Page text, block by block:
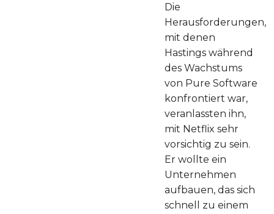
Die
Herausforderungen,
mit denen
Hastings während
des Wachstums
von Pure Software
konfrontiert war,
veranlassten ihn,
mit Netflix sehr
vorsichtig zu sein.
Er wollte ein
Unternehmen
aufbauen, das sich
schnell zu einem